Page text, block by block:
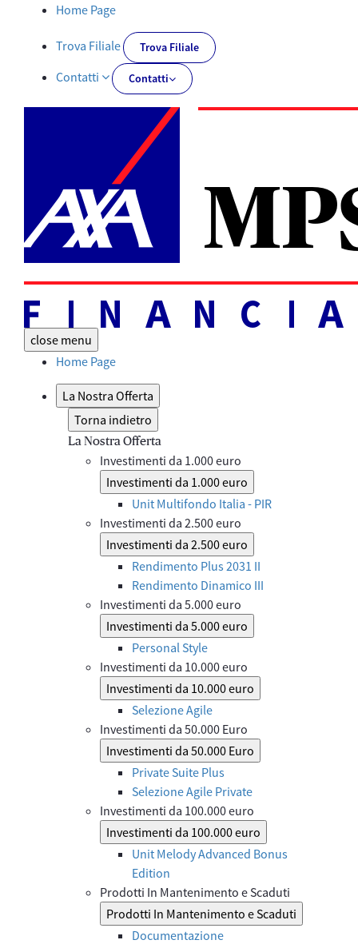
Documenti PRIIPs | AXA MPS Financial - AXA-MPSFINANCIAL.IT
Home Page
Trova Filiale Trova Filiale
Contatti Contatti
close menu
Home Page
La Nostra Offerta
Torna indietro
La Nostra Offerta
Investimenti da 1.000 euro
Investimenti da 1.000 euro
Unit Multifondo Italia - PIR
Investimenti da 2.500 euro
Investimenti da 2.500 euro
Rendimento Plus 2031 II
Rendimento Dinamico III
Investimenti da 5.000 euro
Investimenti da 5.000 euro
Personal Style
Investimenti da 10.000 euro
Investimenti da 10.000 euro
Selezione Agile
Investimenti da 50.000 Euro
Investimenti da 50.000 Euro
Private Suite Plus
Selezione Agile Private
Investimenti da 100.000 euro
Investimenti da 100.000 euro
Unit Melody Advanced Bonus
Edition
Prodotti In Mantenimento e Scaduti
Prodotti In Mantenimento e Scaduti
Documentazione